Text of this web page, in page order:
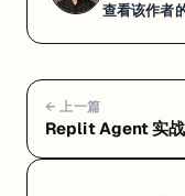
查看该作者
← 上一篇
Replit Agent 实战